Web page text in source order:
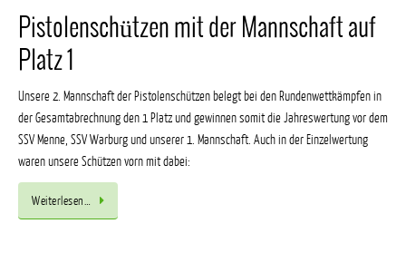
Pistolenschützen mit der Mannschaft auf
Platz 1
Unsere 2. Mannschaft der Pistolenschützen belegt bei den Rundenwettkämpfen in
der Gesamtabrechnung den 1 Platz und gewinnen somit die Jahreswertung vor dem
SSV Menne, SSV Warburg und unserer 1. Mannschaft. Auch in der Einzelwertung
waren unsere Schützen vorn mit dabei:
Weiterlesen…